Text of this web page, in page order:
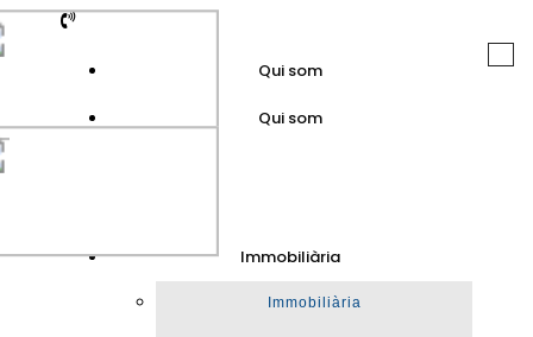
Qui som
Qui som
Immobiliària
Immobiliària